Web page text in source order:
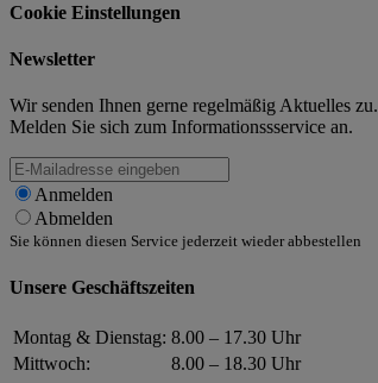
Cookie Einstellungen
Newsletter
Wir senden Ihnen gerne regelmäßig Aktuelles zu.
Melden Sie sich zum Informationssservice an.
Anmelden
Abmelden
Sie können diesen Service jederzeit wieder abbestellen
Unsere Geschäftszeiten
Montag & Dienstag: 8.00 – 17.30 Uhr
Mittwoch:
8.00 – 18.30 Uhr